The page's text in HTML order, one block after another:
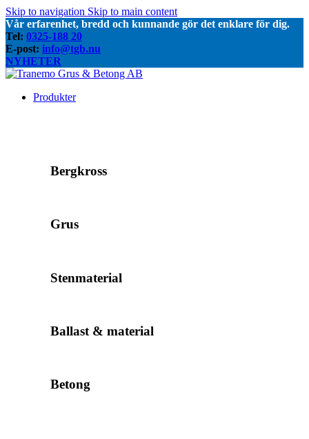
Skip to navigation Skip to main content
Vår erfarenhet, bredd och kunnande gör det enklare för dig.
Tel: 0325-188 20
E-post: info@tgb.nu
NYHETER
Produkter
Bergkross
Grus
Stenmaterial
Ballast & material
Betong